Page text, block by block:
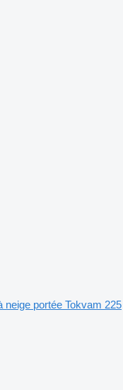
neige portée Tokvam 225